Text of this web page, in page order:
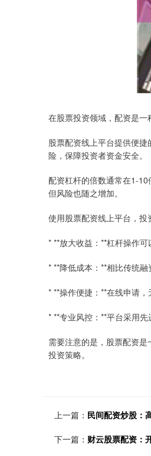
在股票投资领域，配资是一
股票配资线上平台提供便
险，保障投资者资金安全。
配资杠杆的倍数通常在1-
但风险也随之增加。
使用股票配资线上平台，投
* **放大收益：**杠杆操作可
* **降低成本：**相比传统融
* **操作便捷：**在线申请，
* **专业风控：**平台采用
需要注意的是，股票配资
投资策略。
上一篇： 民间配资炒股：
下一篇： 财云股票配资：